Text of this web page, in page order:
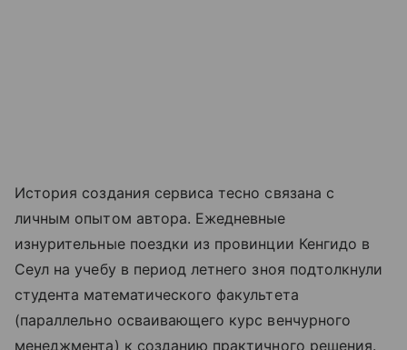
История создания сервиса тесно связана с
личным опытом автора. Ежедневные
изнурительные поездки из провинции Кенгидо в
Сеул на учебу в период летнего зноя подтолкнули
студента математического факультета
(параллельно осваивающего курс венчурного
менеджмента) к созданию практичного решения.